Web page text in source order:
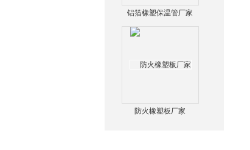
铝箔橡塑保温管厂家
防火橡塑板厂家